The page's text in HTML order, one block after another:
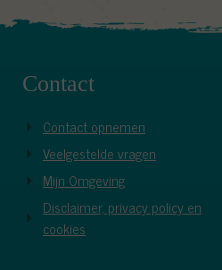
Contact
Contact opnemen
Veelgestelde vragen
Mijn Omgeving
Disclaimer, privacy policy en
cookies